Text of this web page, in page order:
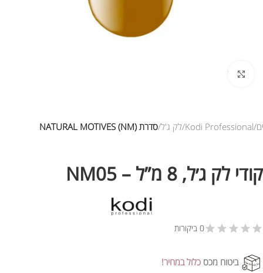
לחץ להגדלת התמונה
Kodi Professional לק ג'ל סדרת NATURAL MOTIVES (NM)
קודי לק ג׳ל, 8 מ”ל – NM05
0 ביקורות
ביטוח מכס כלול במחיר!